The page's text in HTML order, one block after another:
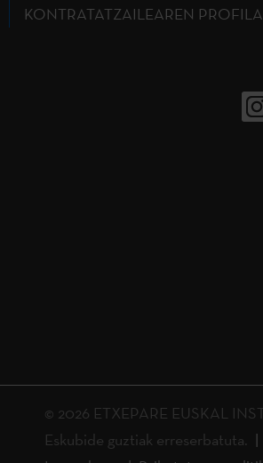
KONTRATATZAILEAREN PROFILA
© 2026 ETXEPARE EUSKAL
Eskubide guztiak erreserbatuta.